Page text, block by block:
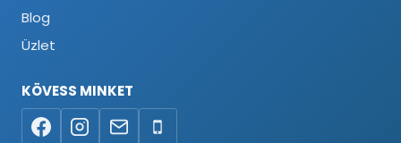
Blog
Üzlet
KÖVESS MINKET